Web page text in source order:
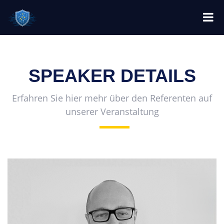
SPEAKER DETAILS
Erfahren Sie hier mehr über den Referenten auf
unserer Veranstaltung